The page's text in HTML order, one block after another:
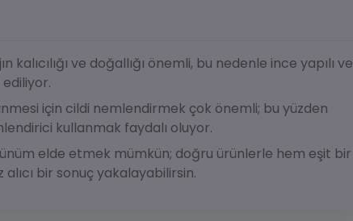
kalıcılığı ve doğallığı önemli, bu nedenle ince yapılı ve
için cildi nemlendirmek çok önemli; bu yüzden
kullanmak faydalı oluyor.
elde etmek mümkün; doğru ürünlerle hem eşit bir
bir sonuç yakalayabilirsin.